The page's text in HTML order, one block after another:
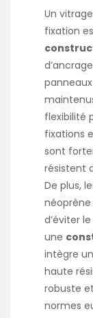
Un
fixation
flexibilité
fixations
sont
résistent
De plus,
d’éviter
une
intègre
haute
robuste
normes